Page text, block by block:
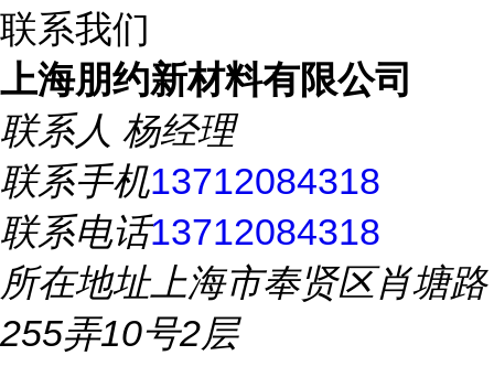
联系我们
上海朋约新材料有限公司
联系人 杨经理
联系手机13712084318
联系电话13712084318
所在地址上海市奉贤区肖塘路
255弄10号2层